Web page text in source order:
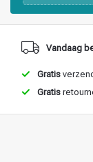
Vandaag
Gratis
Gratis